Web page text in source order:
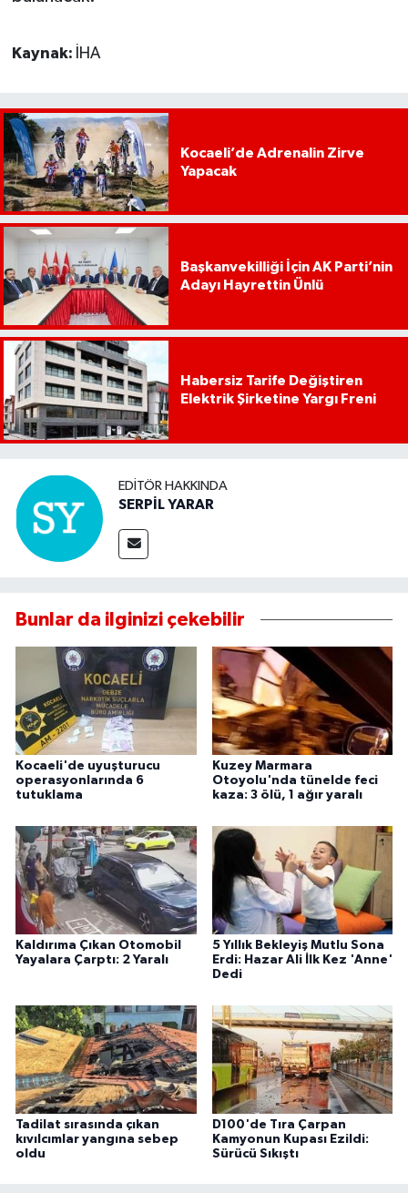
Kaynak: İHA
Kocaeli’de Adrenalin Zirve
Yapacak
Başkanvekilliği İçin AK Parti’nin
Adayı Hayrettin Ünlü
Habersiz Tarife Değiştiren
Elektrik Şirketine Yargı Freni
EDITÖR HAKKINDA
SERPİL YARAR
Bunlar da ilginizi çekebilir
Kocaeli'de uyuşturucu
operasyonlarında 6
tutuklama
Kuzey Marmara
Otoyolu'nda tünelde feci
kaza: 3 ölü, 1 ağır yaralı
Kaldırıma Çıkan Otomobil
Yayalara Çarptı: 2 Yaralı
5 Yıllık Bekleyiş Mutlu Sona
Erdi: Hazar Ali İlk Kez 'Anne'
Dedi
Tadilat sırasında çıkan
kıvılcımlar yangına sebep
oldu
D100'de Tıra Çarpan
Kamyonun Kupası Ezildi:
Sürücü Sıkıştı